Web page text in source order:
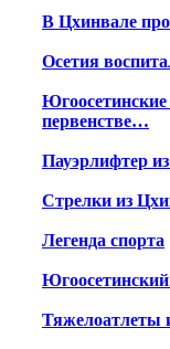
В Цхинвале
Осетия
первенстве…
Пауэрлифтер
Стрелки из
Легенда спорта
Тяжелоатлеты